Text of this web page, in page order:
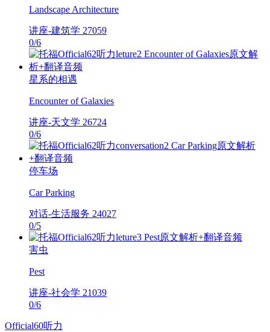
Landscape Architecture
讲座-建筑学 27059
0/6
星系的相遇
Encounter of Galaxies
讲座-天文学 26724
0/6
停车场
Car Parking
对话-生活服务 24027
0/5
害虫
Pest
讲座-社会学 21039
0/6
Official60听力